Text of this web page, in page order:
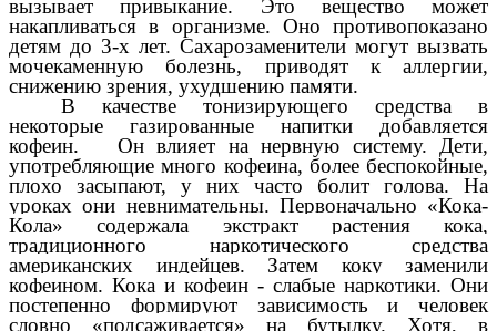
вызывает привыкание. Это вещество может
накапливаться в организме. Оно противопоказано
детям до 3-х лет. Сахарозаменители могут вызвать
мочекаменную болезнь,
приводят к аллергии,
снижению зрения, ухудшению памяти.
В качестве тонизирующего средства в
некоторые газированные напитки добавляется
кофеин.
Он влияет на нервную систему. Дети,
употребляющие много кофеина, более беспокойные,
плохо засыпают, у них часто болит голова. На
уроках они невнимательны. Первоначально «Кока-
Кола» содержала экстракт растения кока,
традиционного наркотического средства
американских индейцев. Затем коку заменили
кофеином. Кока и кофеин - слабые наркотики. Они
постепенно формируют зависимость и человек
словно «подсаживается» на бутылку. Хотя, в